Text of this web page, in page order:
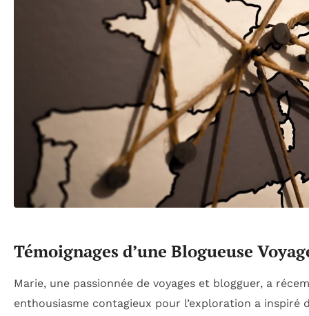
Témoignages d’une Blogueuse
Marie, une passionnée de voyages et blogguer, a
enthousiasme contagieux pour l’exploration a